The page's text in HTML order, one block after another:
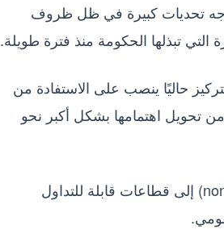
تحديات كبيرة في ظل ظروف
تبذلها الحكومة منذ فترة طويلة.
حاليًا ينصب على الاستفادة من
تحويل اهتمامها بشكل أكبر نحو
وأشار إلى أهمية تحويل ما يُعرف بالقطاعات غير القابلة للتداول (non-tradable) إلى قطاعات قابلة للتداول